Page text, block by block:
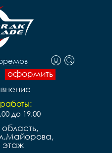
оформить
до 19.00
область,
этаж